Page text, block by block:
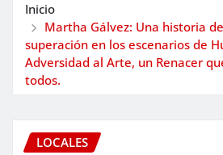
Inicio
Martha Gálvez: Una historia
superación en los escenarios de
Adversidad al Arte, un Renacer
todos.
LOCALES